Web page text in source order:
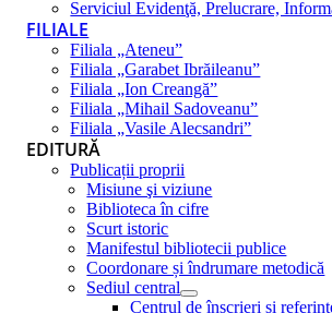
Serviciul Evidenţă, Prelucrare,
FILIALE
Filiala „Ateneu”
Filiala „Garabet Ibrăileanu”
Filiala „Ion Creangă”
Filiala „Mihail Sadoveanu”
Filiala „Vasile Alecsandri”
EDITURĂ
Publicații proprii
Misiune şi viziune
Biblioteca în cifre
Scurt istoric
Manifestul bibliotecii publice
Coordonare și îndrumare metodică
Sediul central
Centrul de înscrieri și